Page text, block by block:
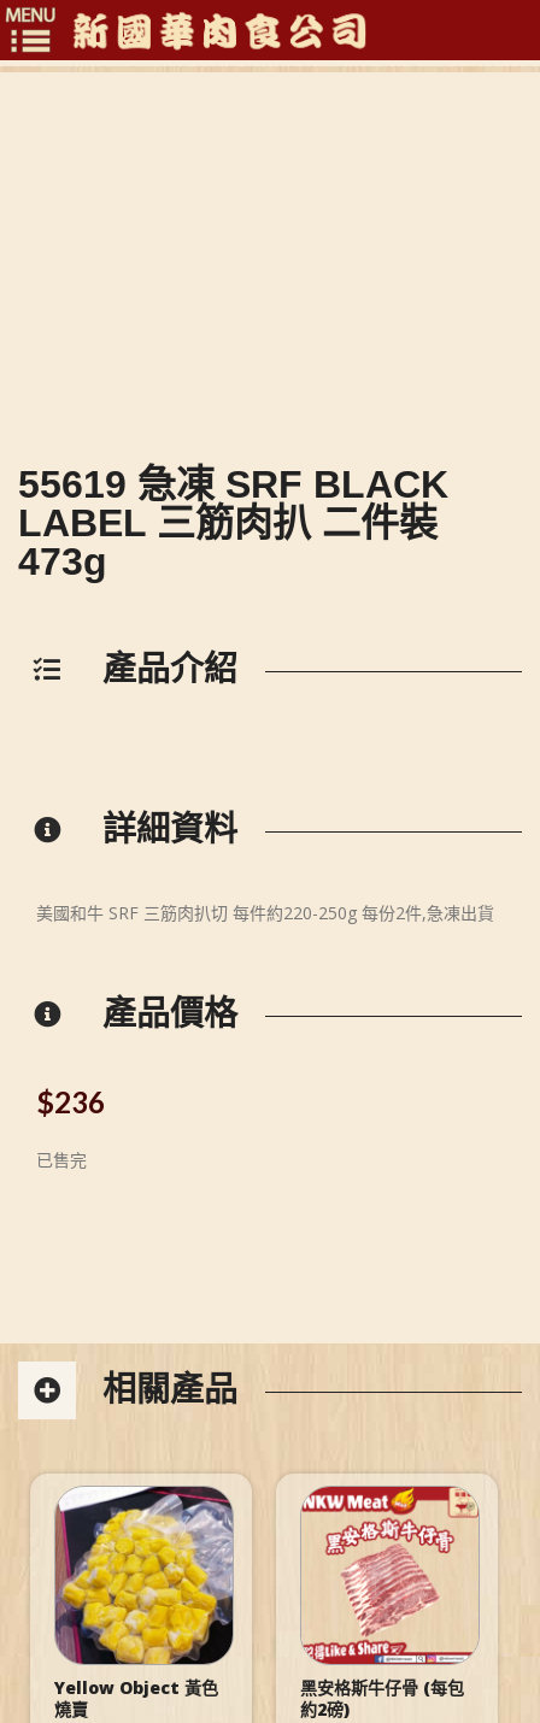
Toggle
55619 急凍 SRF BLACK
LABEL 三筋肉扒 二件裝
473g
產品介紹
詳細資料
美國和牛 SRF 三筋肉扒切 每件約220-250g 每份2件,急凍出貨
產品價格
$236
已售完
相關產品
Yellow Object 黃色
燒賣
黑安格斯牛仔骨 (每包
約2磅)